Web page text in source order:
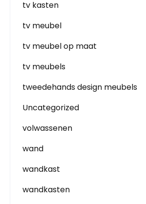
tv kasten
tv meubel
tv meubel op maat
tv meubels
tweedehands design meubels
Uncategorized
volwassenen
wand
wandkast
wandkasten